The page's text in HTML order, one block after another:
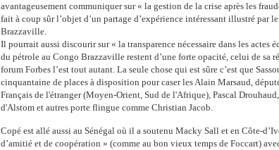
avantageusement communiquer sur « la gestion de la crise après les
fait à coup sûr l’objet d’un partage d’expérience intéressant illustré par
Brazzaville.
Il pourrait aussi discourir sur « la transparence nécessaire dans les actes
du pétrole au Congo Brazzaville restent d’une forte opacité, celui de sa
forum Forbes l’est tout autant. La seule chose qui est sûre c’est que
cinquantaine de places à disposition pour caser les Alain Marsaud,
Français de l'étranger (Moyen-Orient, Sud de l'Afrique), Pascal
d'Alstom et autres porte flingue comme Christian Jacob.
Copé est allé aussi au Sénégal où il a soutenu Macky Sall et en Côte-
d’amitié et de coopération » (comme au bon vieux temps de Foccart)